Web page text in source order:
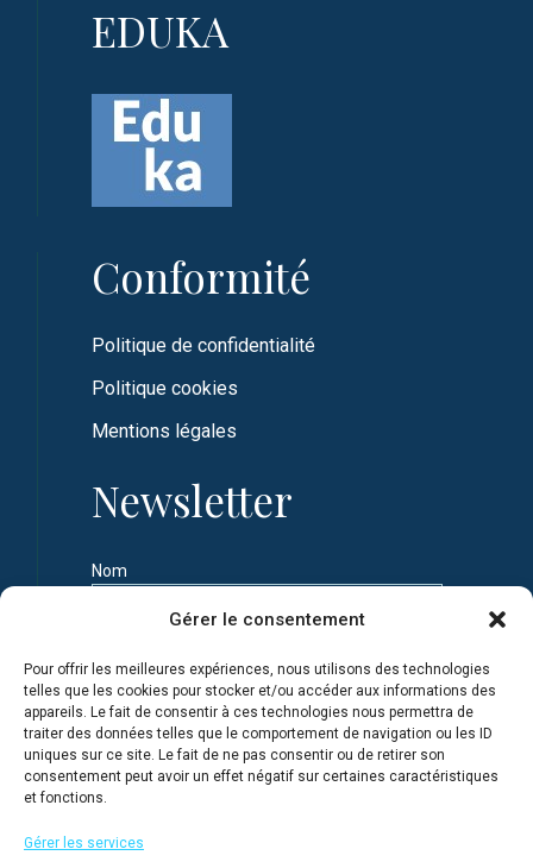
Gérer le consentement
Pour offrir les meilleures expériences, nous utilisons des technologies
telles que les cookies pour stocker et/ou accéder aux informations des
appareils. Le fait de consentir à ces technologies nous permettra de
traiter des données telles que le comportement de navigation ou les ID
uniques sur ce site. Le fait de ne pas consentir ou de retirer son
consentement peut avoir un effet négatif sur certaines caractéristiques
et fonctions.
Gérer les services
EDUKA
Conformité
Politique de confidentialité
Politique cookies
Mentions légales
Newsletter
Nom
Adresse e-mail
confidentialité du site